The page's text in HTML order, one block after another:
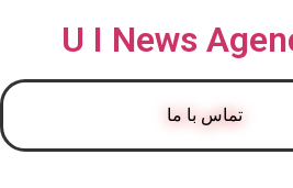
U I News
تماس با ما